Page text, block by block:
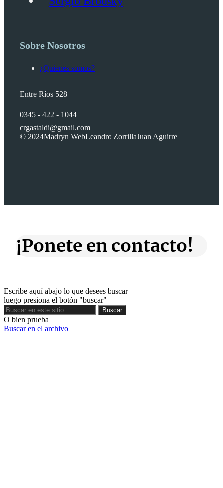
Sobre Nosotros
¿Quienes somos?
Entre Ríos 528
0345 - 422 - 1044
crgastaldi@gmail.com
© 2024Madryn WebLeandro ZorrillaJuan Aguirre
¡Ponete en contacto!
Escribe aquí abajo lo que desees buscar
luego presiona el botón "buscar"
Buscar
Buscar
O bien prueba
Buscar en el archivo